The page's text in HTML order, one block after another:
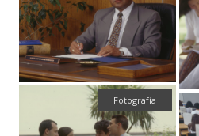
Fotografía